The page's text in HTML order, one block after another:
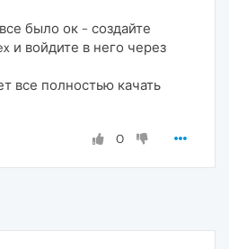
было ок - создайте
и войдите в него через
все полностью качать
0